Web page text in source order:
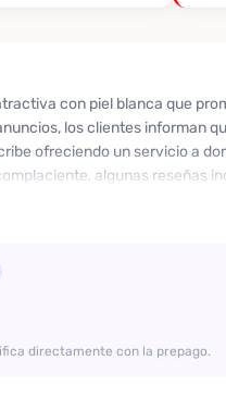
con piel blanca que
los clientes informan
ofreciendo un servicio a
algunas reseñas
que no da besos y que
una valoración variada, es
directamente con la prepago.